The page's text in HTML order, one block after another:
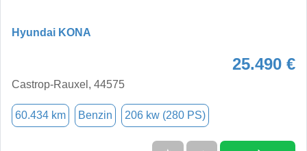
Hyundai KONA
25.490 €
Castrop-Rauxel, 44575
60.434 km Benzin 206 kw (280 PS)